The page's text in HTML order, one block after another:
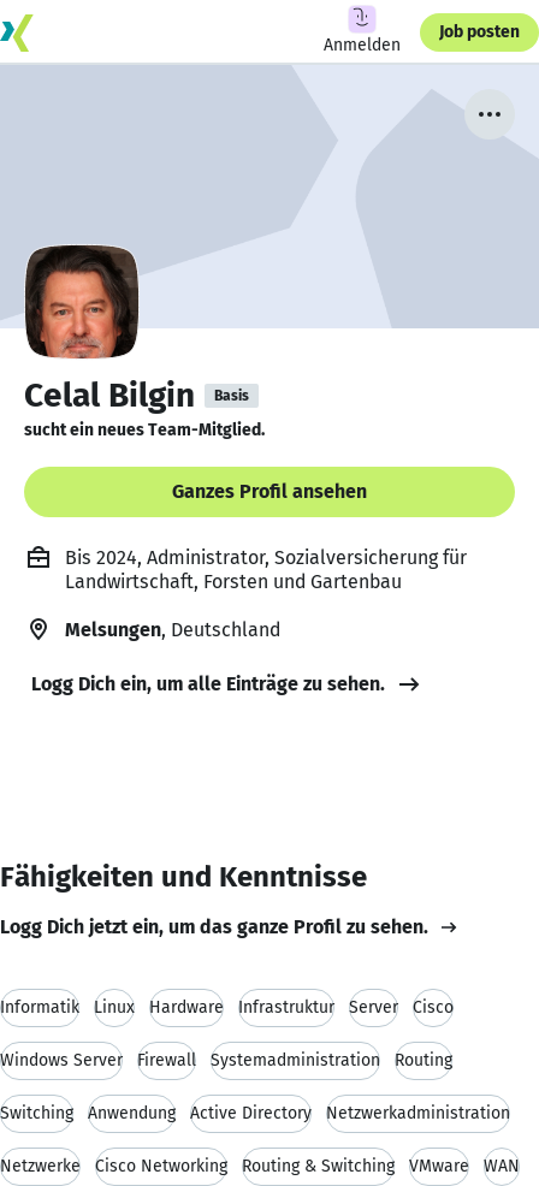
Anmelden
Job posten
Celal Bilgin Basis
sucht ein neues Team-Mitglied.
Ganzes Profil ansehen
Bis 2024, Administrator, Sozialversicherung für
Landwirtschaft, Forsten und Gartenbau
Melsungen, Deutschland
Logg Dich ein, um alle Einträge zu sehen.
Fähigkeiten und Kenntnisse
Logg Dich jetzt ein, um das ganze Profil zu sehen.
Informatik Linux Hardware Infrastruktur Server Cisco
Windows Server Firewall Systemadministration Routing
Switching Anwendung Active Directory Netzwerkadministration
Netzwerke Cisco Networking Routing & Switching VMware WAN